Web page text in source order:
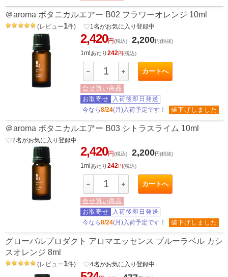
＠aroma ボタニカルエアー B02 フラワーオレンジ 10ml
(レビュー1件) favorite_border1 名がお気に入り登録中
2,420円(税込) 2,200円(税抜)
1mlあたり242円(税込)
－ ＋ カートへ
合せ買い商品
お取寄せ
入荷後即日発送
今なら8/24(月)入荷予定です！ 値下げしました
＠aroma ボタニカルエアー B03 シトラスライム 10ml
favorite_border2名がお気に入り登録中
2,420円(税込) 2,200円(税抜)
1mlあたり242円(税込)
－ ＋ カートへ
合せ買い商品
お取寄せ
入荷後即日発送
今なら8/24(月)入荷予定です！ 値下げしました
グローバルプロダクト アロマエッセンス ブルーラベル カシ
スオレンジ 8ml
(レビュー1件) favorite_border4名がお気に入り登録中